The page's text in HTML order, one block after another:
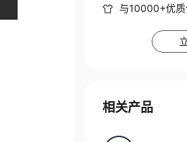
与10000+优
相关产品